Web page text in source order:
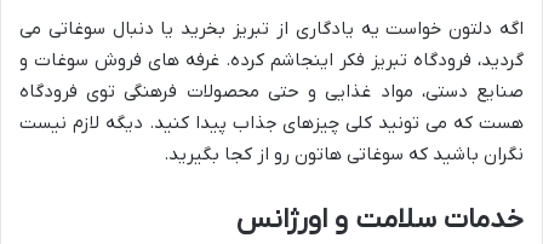
اگه دلتون خواست یه یادگاری از تبریز بخرید یا دنبال سوغاتی می
گردید، فرودگاه تبریز فکر اینجاشم کرده. غرفه های فروش سوغات و
صنایع دستی، مواد غذایی و حتی محصولات فرهنگی توی فرودگاه
هست که می تونید کلی چیزهای جذاب پیدا کنید. دیگه لازم نیست
نگران باشید که سوغاتی هاتون رو از کجا بگیرید.
خدمات سلامت و اورژانس